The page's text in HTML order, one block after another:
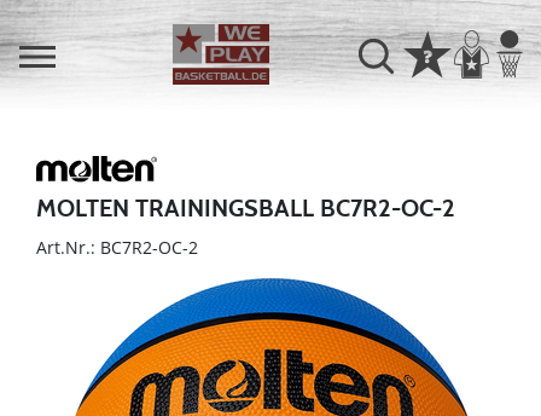
MOLTEN TRAININGSBALL BC7R2-OC-2
Art.Nr.: BC7R2-OC-2